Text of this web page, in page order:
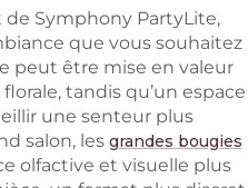
Symphony PartyLite,
que vous souhaitez
peut être mise en valeur
tandis qu’un espace
une senteur plus
salon, les grandes bougies
olfactive et visuelle plus